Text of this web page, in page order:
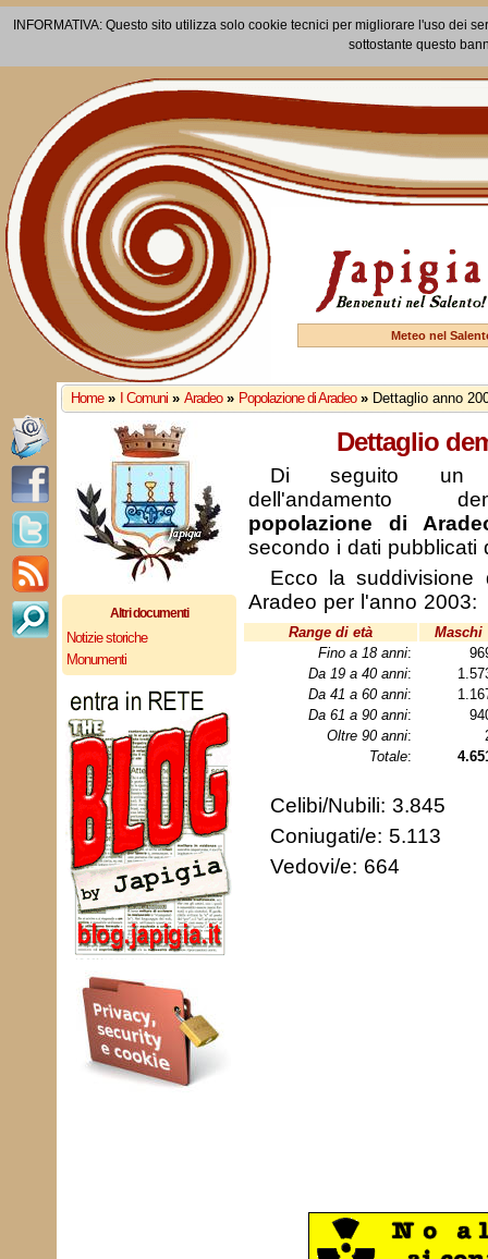
INFORMATIVA: Questo sito utilizza solo cookie tecnici per migliorare l'uso dei
sottostante questo
Meteo nel
Home » I Comuni » Aradeo » Popolazione di Aradeo » Dettaglio anno
Altri documenti
Notizie storiche
Monumenti
Dettaglio
Di seguito un
dell'andamento
popolazione di
secondo i dati pubblicati
Ecco la suddivisione
Aradeo per l'anno 2003:
Range di età
Maschi
Fino a 18 anni:
Da 19 a 40 anni:
Da 41 a 60 anni:
Da 61 a 90 anni:
Oltre 90 anni:
Totale:
Celibi/Nubili: 3.845
Coniugati/e: 5.113
Vedovi/e: 664